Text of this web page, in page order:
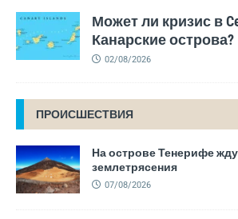
Может ли кризис в
Канарские острова?
02/08/2026
ПРОИСШЕСТВИЯ
На острове Тенерифе
землетрясения
07/08/2026